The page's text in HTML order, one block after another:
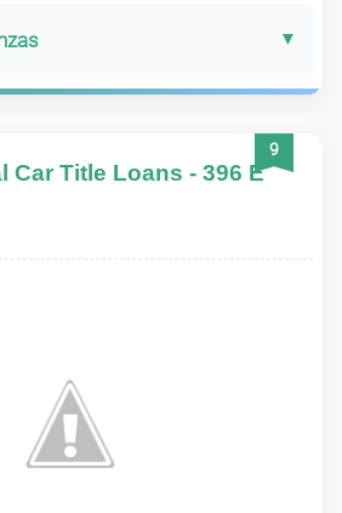
9
Car Title Loans - 396 E